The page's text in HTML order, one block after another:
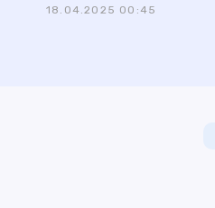
18.04.2025 00:45